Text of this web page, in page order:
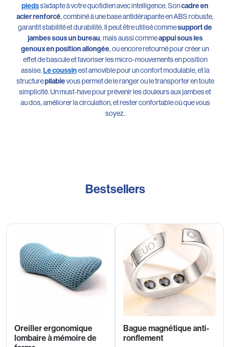
piedss’adapte à votre quotidien avec intelligence. Soncadre en
acier renforcé, combiné à une base antidérapante en ABS robuste,
garantit stabilité et durabilité. Il peut être utilisé commesupport de
jambes sous un bureau, mais aussi commeappui sous les
genoux en position allongée, ou encore retourné pour créer un
effet de bascule et favoriser les micro-mouvements en position
assise.Le coussinest amovible pour un confort modulable, et la
structurepliablevous permet de le ranger ou le transporter en toute
simplicité. Un must-have pour prévenir les douleurs aux jambes et
au dos, améliorer la circulation, et rester confortable où que vous
soyez.
Bestsellers
Oreiller ergonomique
lombaire à mémoire de
Bague magnétique anti-
ronflement